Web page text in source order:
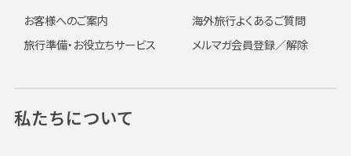
お客様へのご案内
海外旅行よくあるご質問
旅行準備・お役立ちサービス
メルマガ会員登録／解除
私たちについて